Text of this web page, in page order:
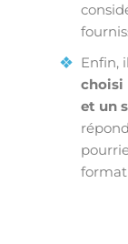
Enfin,
choisi
et un